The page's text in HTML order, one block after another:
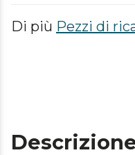
Di più Pezzi di